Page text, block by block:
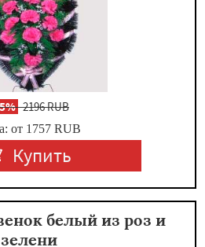
2196 RUB
от 1757 RUB
Купить
белый из роз и
зелени